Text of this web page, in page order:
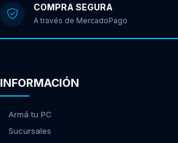
COMPRA SEGURA
A través de MercadoPago
INFORMACIÓN
Armá tu PC
Sucursales